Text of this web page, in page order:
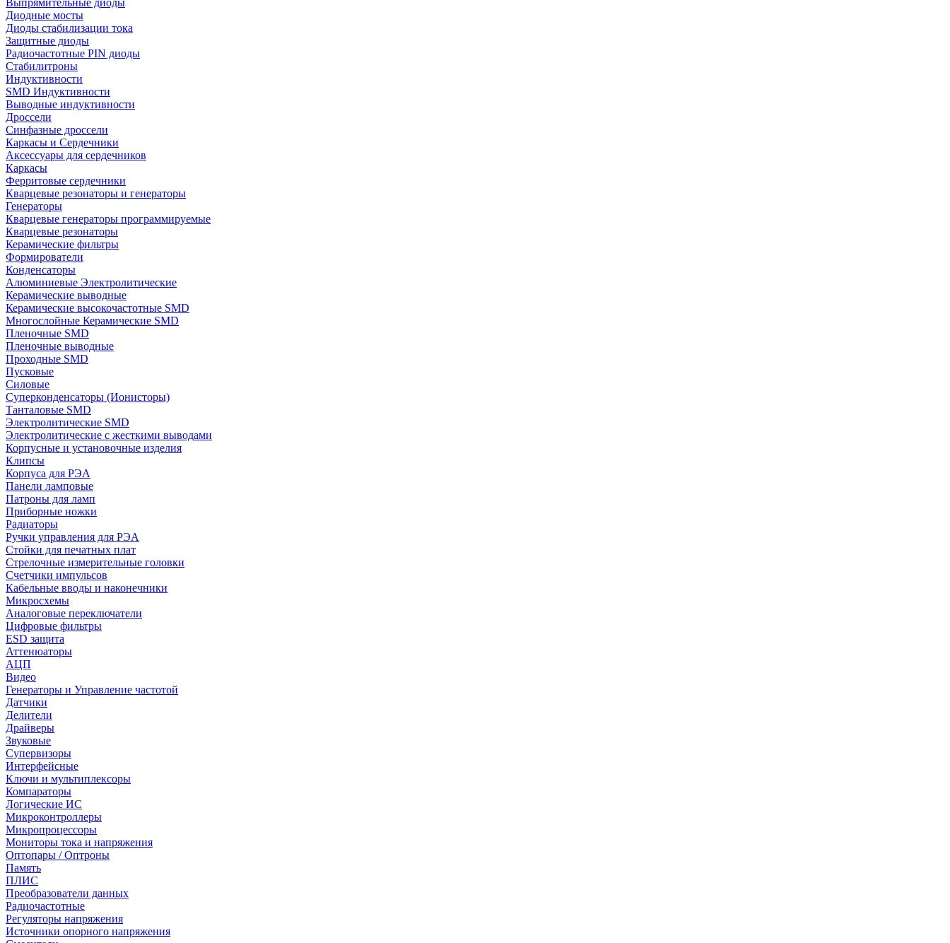
Выпрямительные диоды
Диодные мосты
Диоды стабилизации тока
Защитные диоды
Радиочастотные PIN диоды
Стабилитроны
Индуктивности
SMD Индуктивности
Выводные индуктивности
Дроссели
Синфазные дроссели
Каркасы и Сердечники
Аксессуары для сердечников
Каркасы
Ферритовые сердечники
Кварцевые резонаторы и генераторы
Генераторы
Кварцевые генераторы программируемые
Кварцевые резонаторы
Керамические фильтры
Формирователи
Конденсаторы
Алюминиевые Электролитические
Керамические выводные
Керамические высокочастотные SMD
Многослойные Керамические SMD
Пленочные SMD
Пленочные выводные
Проходные SMD
Пусковые
Силовые
Суперконденсаторы (Ионисторы)
Танталовые SMD
Электролитические SMD
Электролитические с жесткими выводами
Корпусные и установочные изделия
Клипсы
Корпуса для РЭА
Панели ламповые
Патроны для ламп
Приборные ножки
Радиаторы
Ручки управления для РЭА
Стойки для печатных плат
Стрелочные измерительные головки
Счетчики импульсов
Кабельные вводы и наконечники
Микросхемы
Аналоговые переключатели
Цифровые фильтры
ESD защита
Аттенюаторы
АЦП
Видео
Генераторы и Управление частотой
Датчики
Делители
Драйверы
Звуковые
Супервизоры
Интерфейсные
Ключи и мультиплексоры
Компараторы
Логические ИС
Микроконтроллеры
Микропроцессоры
Мониторы тока и напряжения
Оптопары / Оптроны
Память
ПЛИС
Преобразователи данных
Радиочастотные
Регуляторы напряжения
Источники опорного напряжения